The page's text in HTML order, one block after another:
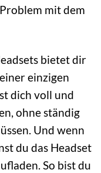
mit dem
bietet dir
einzigen
dich voll und
ohne ständig
Und wenn
du das Headset
So bist du